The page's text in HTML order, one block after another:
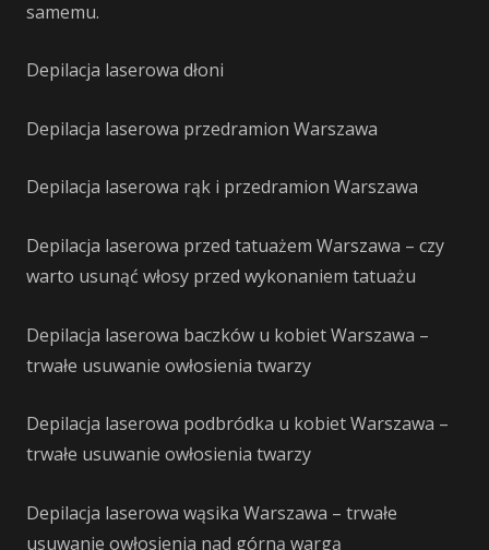
samemu.
Depilacja laserowa dłoni
Depilacja laserowa przedramion Warszawa
Depilacja laserowa rąk i przedramion Warszawa
Depilacja laserowa przed tatuażem Warszawa – czy
warto usunąć włosy przed wykonaniem tatuażu
Depilacja laserowa baczków u kobiet Warszawa –
trwałe usuwanie owłosienia twarzy
Depilacja laserowa podbródka u kobiet Warszawa –
trwałe usuwanie owłosienia twarzy
Depilacja laserowa wąsika Warszawa – trwałe
usuwanie owłosienia nad górną wargą